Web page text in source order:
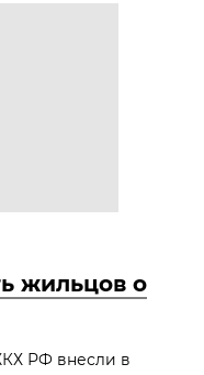
жильцов о
РФ внесли в